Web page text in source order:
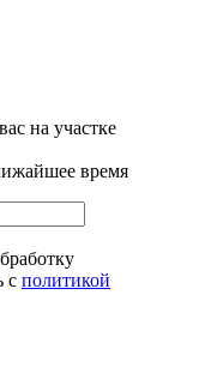
на участке
время
с политикой